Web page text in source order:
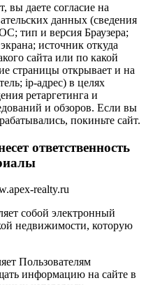
вы даете согласие на
данных (сведения
тип и версия Браузера;
источник откуда
сайта или по какой
страницы открывает и на
ip-адрес) в целях
ретаргетинга и
и обзоров. Если вы
покиньте сайт.
ответственность
realty.ru
собой электронный
недвижимости, которую
Пользователям
информацию на сайте в